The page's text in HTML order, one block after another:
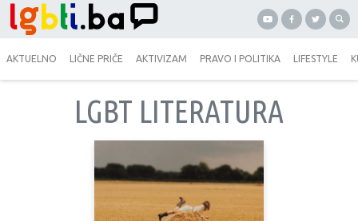
AKTUELNO LIČNE PRIČE AKTIVIZAM PRAVO I POLITIKA LIFESTYLE
LGBT LITERATURA